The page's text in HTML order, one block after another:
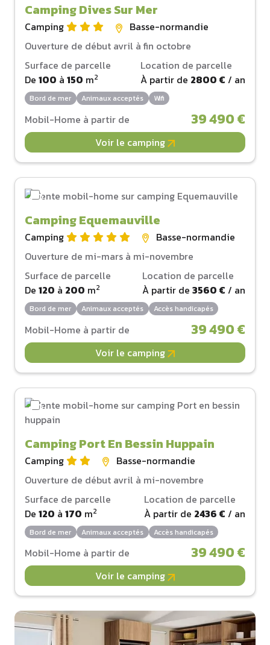
Camping Dives Sur Mer
Camping
Basse-normandie
Ouverture de début avril à fin octobre
Surface de parcelle
De 100 à 150 m2
Location de parcelle
À partir de 2800 € / an
Bord de mer Animaux acceptés Wifi
Mobil-Home à partir de 39 490 €
Voir le camping
Camping Equemauville
Camping
Basse-normandie
Ouverture de mi-mars à mi-novembre
Surface de parcelle
De 120 à 200 m2
Location de parcelle
À partir de 3560 € / an
Bord de mer Animaux acceptés Accès handicapés
Mobil-Home à partir de 39 490 €
Voir le camping
Camping Port En Bessin Huppain
Camping
Basse-normandie
Ouverture de début avril à mi-novembre
Surface de parcelle
De 120 à 170 m2
Location de parcelle
À partir de 2436 € / an
Bord de mer Animaux acceptés Accès handicapés
Mobil-Home à partir de 39 490 €
Voir le camping